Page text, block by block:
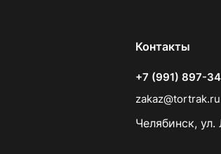
Контакты
+7 (991) 897-
zakaz@tortrak.ru
Челябинск,